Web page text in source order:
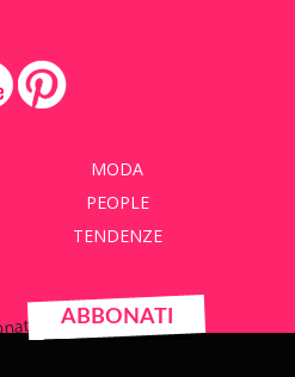
MODA
PEOPLE
TENDENZE
ABBONATI